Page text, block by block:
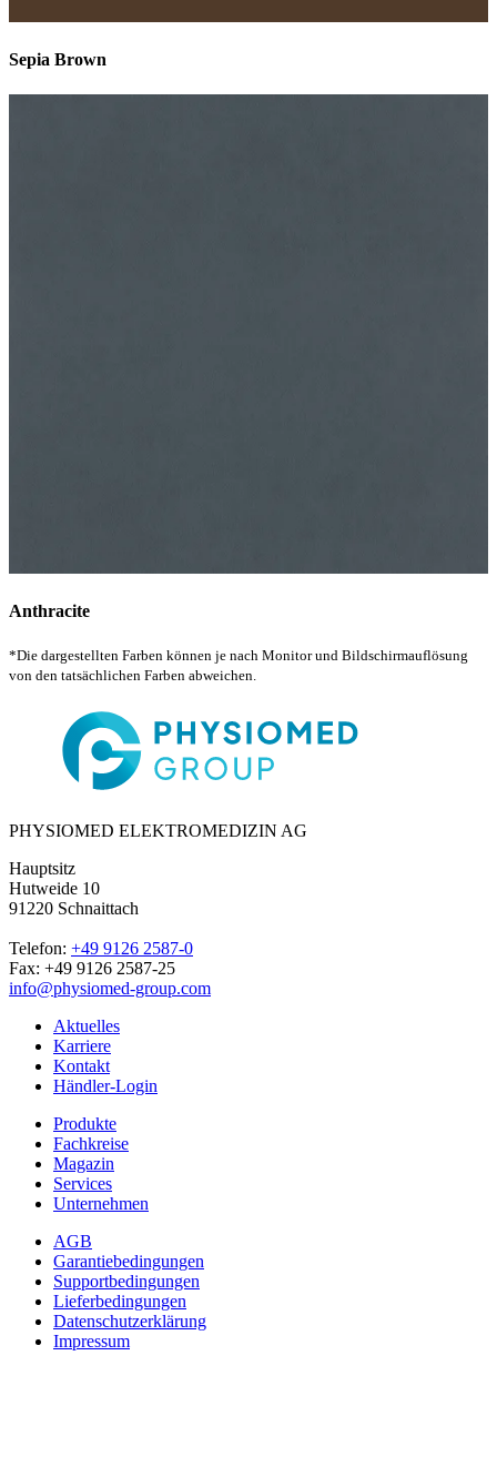
Sepia Brown
Anthracite
*Die dargestellten Farben können je nach Monitor und Bildschirmauflösung
von den tatsächlichen Farben abweichen.
PHYSIOMED ELEKTROMEDIZIN AG
Hauptsitz
Hutweide 10
91220 Schnaittach
Telefon: +49 9126 2587-0
Fax: +49 9126 2587-25
info@physiomed-group.com
Aktuelles
Karriere
Kontakt
Händler-Login
Produkte
Fachkreise
Magazin
Services
Unternehmen
AGB
Garantiebedingungen
Supportbedingungen
Lieferbedingungen
Datenschutzerklärung
Impressum